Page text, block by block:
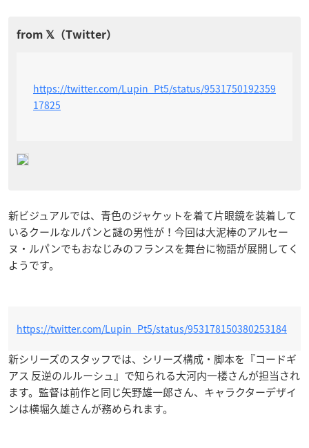
https://twitter.com/Lupin_Pt5/status/9531750192359
17825
新ビジュアルでは、青色のジャケットを着て片眼鏡を装着して
いるクールなルパンと謎の男性が！今回は大泥棒のアルセー
ヌ・ルパンでもおなじみのフランスを舞台に物語が展開してく
ようです。
https://twitter.com/Lupin_Pt5/status/953178150380253184
新シリーズのスタッフでは、シリーズ構成・脚本を『コードギ
アス 反逆のルルーシュ』で知られる大河内一楼さんが担当され
ます。監督は前作と同じ矢野雄一郎さん、キャラクターデザイ
ンは横堀久雄さんが務められます。